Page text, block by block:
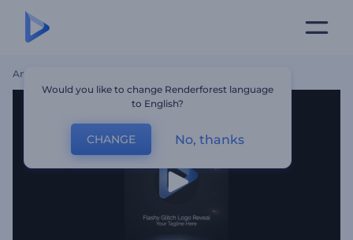
Ana Sayfa
Would you like to change Renderforest language
to English?
CHANGE No, thanks